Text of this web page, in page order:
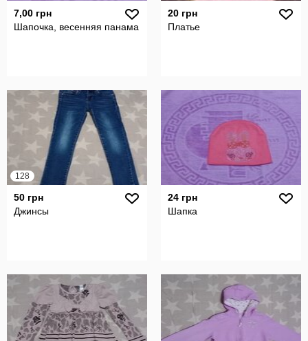
7,00 грн
Шапочка, весенняя панама
20 грн
Платье
128
50 грн
Джинсы
24 грн
Шапка